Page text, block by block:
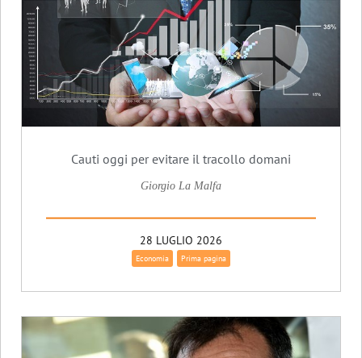
Cauti oggi per evitare il tracollo domani
Giorgio La Malfa
28 LUGLIO 2026
Economia Prima pagina